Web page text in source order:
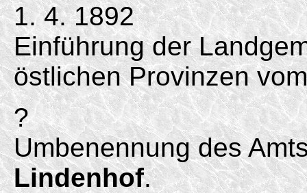
1. 4. 1892
Einführung der
östlichen Provinzen
?
Umbenennung des
Lindenhof.